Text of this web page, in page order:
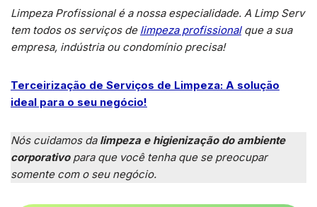
Limpeza Profissional é a nossa especialidade. A Limp Serv
tem todos os serviços de limpeza profissionalque a sua
empresa, indústria ou condomínio precisa!
Terceirização de Serviços de Limpeza: A solução
ideal para o seu negócio!
Nós cuidamos da limpeza e higienização do ambiente
corporativopara que você tenha que se preocupar
somente com o seu negócio.